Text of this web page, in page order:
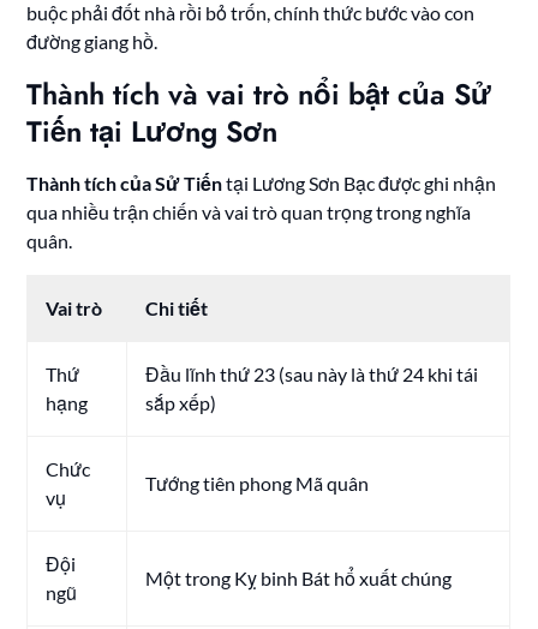
buộc phải đốt nhà rồi bỏ trốn, chính thức bước vào con
đường giang hồ.
Thành tích và vai trò nổi bật của Sử
Tiến tại Lương Sơn
Thành tích của Sử Tiếntại Lương Sơn Bạc được ghi nhận
qua nhiều trận chiến và vai trò quan trọng trong nghĩa
quân.
Vai trò Chi tiết
Thứ
hạng
Đầu lĩnh thứ 23 (sau này là thứ 24 khi tái
sắp xếp)
Chức
vụ
Tướng tiên phong Mã quân
Đội
ngũ
Một trong Kỵ binh Bát hổ xuất chúng